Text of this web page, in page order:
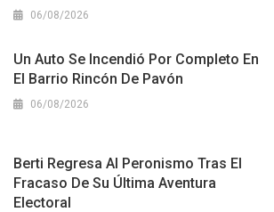
06/08/2026
Un Auto Se Incendió Por Completo En
El Barrio Rincón De Pavón
06/08/2026
Berti Regresa Al Peronismo Tras El
Fracaso De Su Última Aventura
Electoral